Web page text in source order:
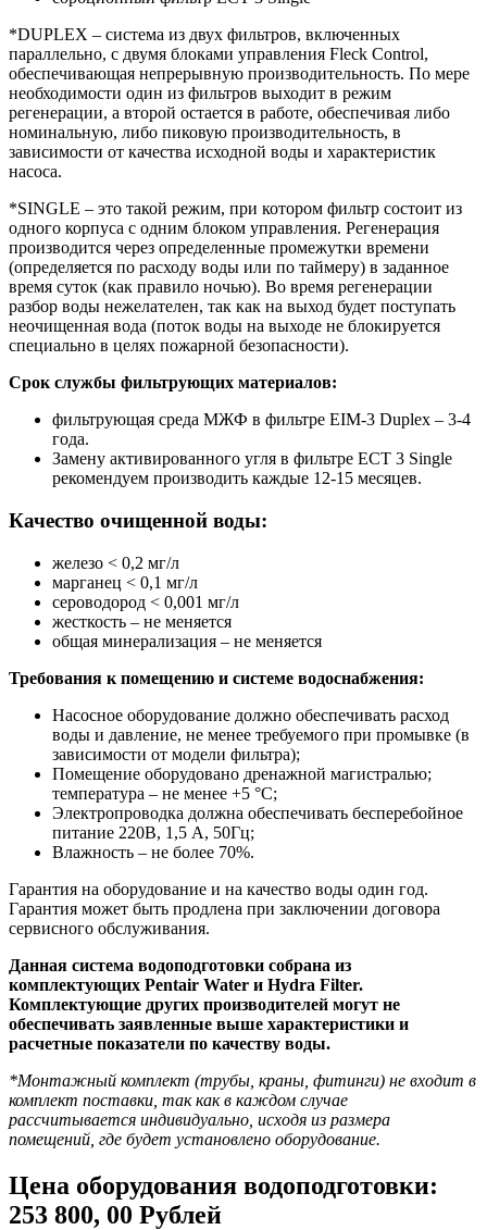
*DUPLEX – система из двух фильтров, включенных
параллельно, с двумя блоками управления Fleck Control,
обеспечивающая непрерывную производительность. По мере
необходимости один из фильтров выходит в режим
регенерации, а второй остается в работе, обеспечивая либо
номинальную, либо пиковую производительность, в
зависимости от качества исходной воды и характеристик
насоса.
*SINGLE – это такой режим, при котором фильтр состоит из
одного корпуса с одним блоком управления. Регенерация
производится через определенные промежутки времени
(определяется по расходу воды или по таймеру) в заданное
время суток (как правило ночью). Во время регенерации
разбор воды нежелателен, так как на выход будет поступать
неочищенная вода (поток воды на выходе не блокируется
специально в целях пожарной безопасности).
Срок службы фильтрующих материалов:
фильтрующая среда МЖФ в фильтре EIM-3 Duplex – 3-4
года.
Замену активированного угля в фильтре ECT 3 Single
рекомендуем производить каждые 12-15 месяцев.
Качество очищенной воды:
железо < 0,2 мг/л
марганец < 0,1 мг/л
сероводород < 0,001 мг/л
жесткость – не меняется
общая минерализация – не меняется
Требования к помещению и системе водоснабжения:
Насосное оборудование должно обеспечивать расход
воды и давление, не менее требуемого при промывке (в
зависимости от модели фильтра);
Помещение оборудовано дренажной магистралью;
температура – не менее +5 °С;
Электропроводка должна обеспечивать бесперебойное
питание 220В, 1,5 А, 50Гц;
Влажность – не более 70%.
Гарантия на оборудование и на качество воды один год.
Гарантия может быть продлена при заключении договора
сервисного обслуживания.
Данная система водоподготовки собрана из
комплектующих Pentair Water и Hydra Filter.
Комплектующие других производителей могут не
обеспечивать заявленные выше характеристики и
расчетные показатели по качеству воды.
*Монтажный комплект (трубы, краны, фитинги) не входит в
комплект поставки, так как в каждом случае
рассчитывается индивидуально, исходя из размера
помещений, где будет установлено оборудование.
Цена оборудования водоподготовки:
253 800, 00 Рублей